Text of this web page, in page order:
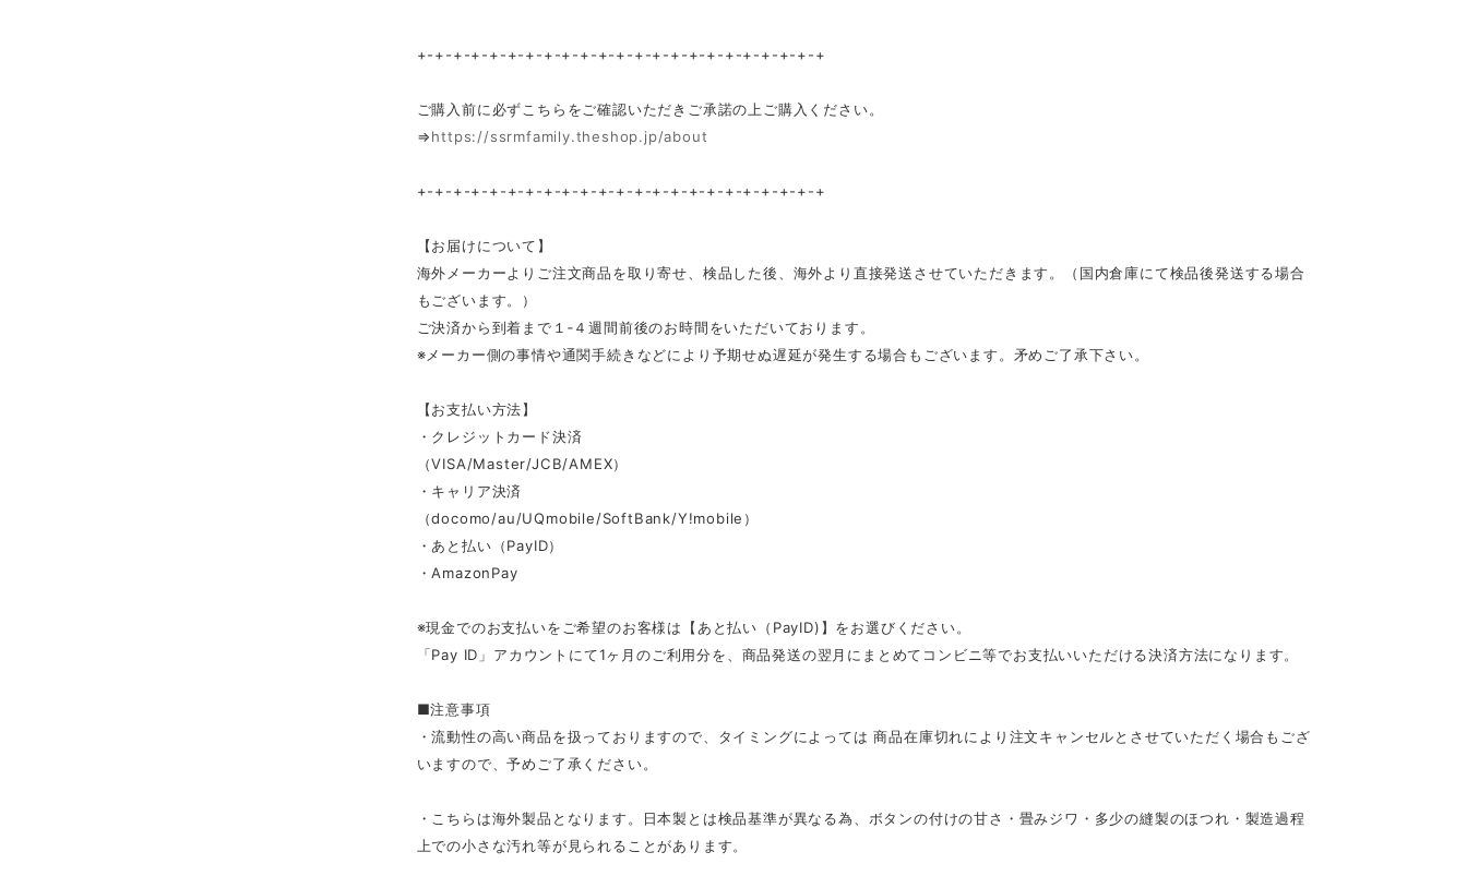
+-+-+-+-+-+-+-+-+-+-+-+-+-+-+-+-+-+-+-+-+-+-+
ご購入前に必ずこちらをご確認いただきご承諾の上ご購入ください。
⇒https://ssrmfamily.theshop.jp/about
+-+-+-+-+-+-+-+-+-+-+-+-+-+-+-+-+-+-+-+-+-+-+
【お届けについて】
海外メーカーよりご注文商品を取り寄せ、検品した後、海外より直接発送させていただきます。（国内倉庫にて検品後発送する場合
もございます。）
ご決済から到着まで１‐４週間前後のお時間をいただいております。
※メーカー側の事情や通関手続きなどにより予期せぬ遅延が発生する場合もございます。矛めご了承下さい。
【お支払い方法】
・クレジットカード決済
（VISA/Master/JCB/AMEX）
・キャリア決済
（docomo/au/UQmobile/SoftBank/Y!mobile）
・あと払い（PayID）
・AmazonPay
※現金でのお支払いをご希望のお客様は【あと払い（PayID)】をお選びください。
「Pay ID」アカウントにて1ヶ月のご利用分を、商品発送の翌月にまとめてコンビニ等でお支払いいただける決済方法になります。
■注意事項
・流動性の高い商品を扱っておりますので、タイミングによっては 商品在庫切れにより注文キャンセルとさせていただく場合もござ
いますので、予めご了承ください。
・こちらは海外製品となります。日本製とは検品基準が異なる為、ボタンの付けの甘さ・畳みジワ・多少の縫製のほつれ・製造過程
上での小さな汚れ等が見られることがあります。